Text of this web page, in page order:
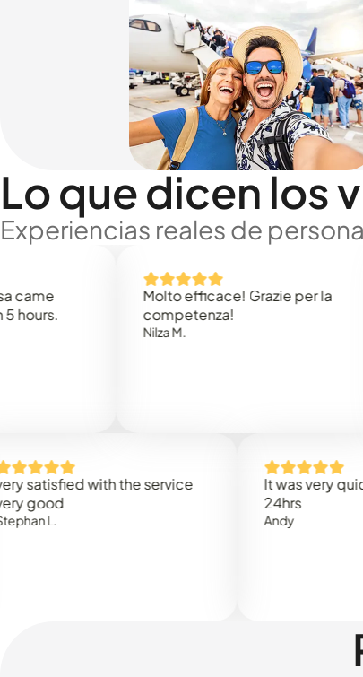
Lo que dicen los
Experiencias reales de
Molto efficace! Grazie per la
competenza!
with the service
It was very quick, less